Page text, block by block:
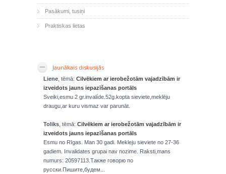
Pasākumi, tusiņi
Praktiskas lietas
Jaunākais diskusijās
Liene , tēmā: Cilvēkiem ar ierobežotām vajadzībām ir
izveidots jauns iepazīšanas portāls
Sveiki,esmu 2 gr.invalíde.52g.kopta sieviete,meklēju
draugu,ar kuru vismaz var parunāt.
Toliks , tēmā: Cilvēkiem ar ierobežotām vajadzībām ir
izveidots jauns iepazīšanas portāls
Esmu no Rīgas. Man 30 gadi. Mekleju sieviete no 27-36
gadiem. Invalidates grupai nav nozime. Raksti,mans
numurs: 20597113.Также говорю по
русски.Пишите,будем...